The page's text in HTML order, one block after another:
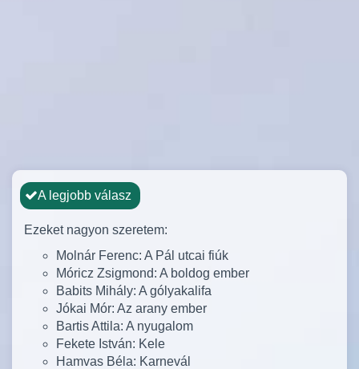
A legjobb válasz
Ezeket nagyon szeretem:
Molnár Ferenc: A Pál utcai fiúk
Móricz Zsigmond: A boldog ember
Babits Mihály: A gólyakalifa
Jókai Mór: Az arany ember
Bartis Attila: A nyugalom
Fekete István: Kele
Hamvas Béla: Karnevál